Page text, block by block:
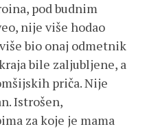
pod budnim
nije više hodao
bio onaj odmetnik
bile zaljubljene, a
priča. Nije
Istrošen,
za koje je mama